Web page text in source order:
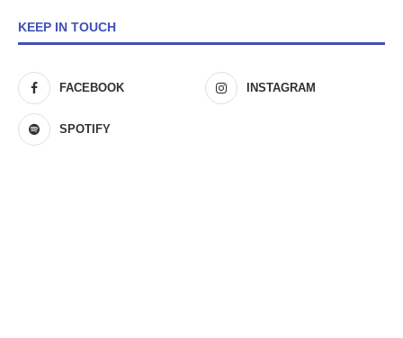
KEEP IN TOUCH
FACEBOOK INSTAGRAM
SPOTIFY